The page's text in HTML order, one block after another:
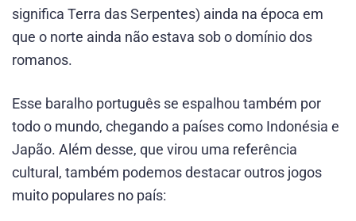
significa Terra das Serpentes) ainda na época em
que o norte ainda não estava sob o domínio dos
romanos.
Esse baralho português se espalhou também por
todo o mundo, chegando a países como Indonésia e
Japão. Além desse, que virou uma referência
cultural, também podemos destacar outros jogos
muito populares no país: